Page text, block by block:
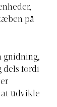
på
gnidning,
dels fordi
udvikle